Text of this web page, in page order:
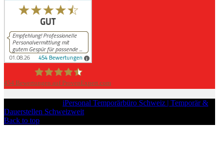
454 Bewertungen auf ProvenExpert.com
iPersonal Temporärbüro Schweiz | Temporär &
Dauerstellen Schweizweit
Back to top